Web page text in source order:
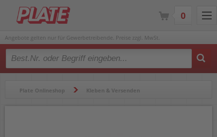
Angebote gelten nur für Gewerbetreibende. Preise zzgl. MwSt.
Type 2 or more characters for results.
Plate Onlineshop Kleben & Versenden
0